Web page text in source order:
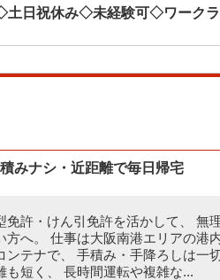
日祝休み◇未経験可◇ワークラ
みナシ・近距離で毎日帰宅
免許・けん引免許を活かして、 無
方へ。 仕事は大阪南港エリアの港
ンテナで、 手積み・手降ろしは一
も短く、 長時間運転や複雑な...